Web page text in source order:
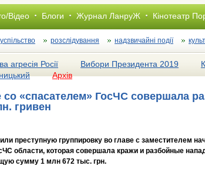
Відео Блоги Журнал ЛанруЖ Кінотеатр
розслiдування надзвичайні події
агресія Росії Вибори Президента 2019
Архів
со «спасателем» ГосЧС совершала
гривен
преступную группировку во главе с заместителем
области, которая совершала кражи и разбойные
сумму 1 млн 672 тыс. грн.